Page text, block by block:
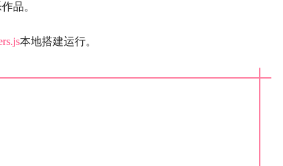
品。
本地搭建运行。